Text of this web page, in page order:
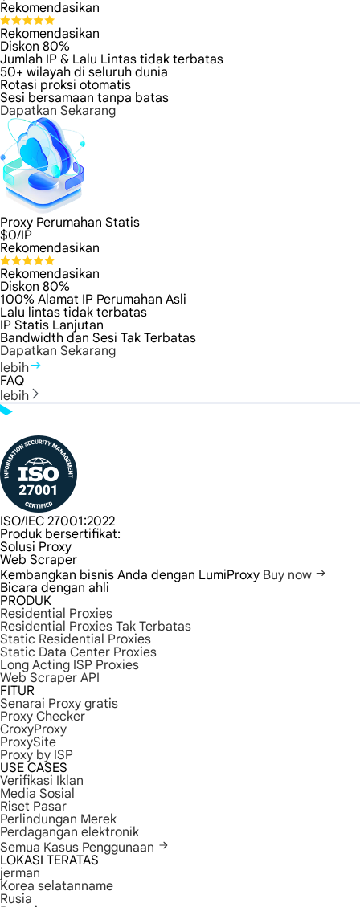
Rekomendasikan
Rekomendasikan
Diskon 80%
Jumlah IP & Lalu Lintas tidak terbatas
50+ wilayah di seluruh dunia
Rotasi proksi otomatis
Sesi bersamaan tanpa batas
Dapatkan Sekarang
Proxy Perumahan Statis
$0/IP
Rekomendasikan
Rekomendasikan
Diskon 80%
100% Alamat IP Perumahan Asli
Lalu lintas tidak terbatas
IP Statis Lanjutan
Bandwidth dan Sesi Tak Terbatas
Dapatkan Sekarang
lebih
FAQ
lebih
ISO/IEC 27001:2022
Produk bersertifikat:
Solusi Proxy
Web Scraper
Kembangkan bisnis Anda dengan LumiProxy Buy now
Bicara dengan ahli
PRODUK
Residential Proxies
Residential Proxies Tak Terbatas
Static Residential Proxies
Static Data Center Proxies
Long Acting ISP Proxies
Web Scraper API
FITUR
Senarai Proxy gratis
Proxy Checker
CroxyProxy
ProxySite
Proxy by ISP
USE CASES
Verifikasi Iklan
Media Sosial
Riset Pasar
Perlindungan Merek
Perdagangan elektronik
Semua Kasus Penggunaan
LOKASI TERATAS
jerman
Korea selatanname
Rusia